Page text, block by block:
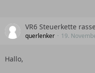
VR6 Steuerkette
querlenker 19.
Hallo,